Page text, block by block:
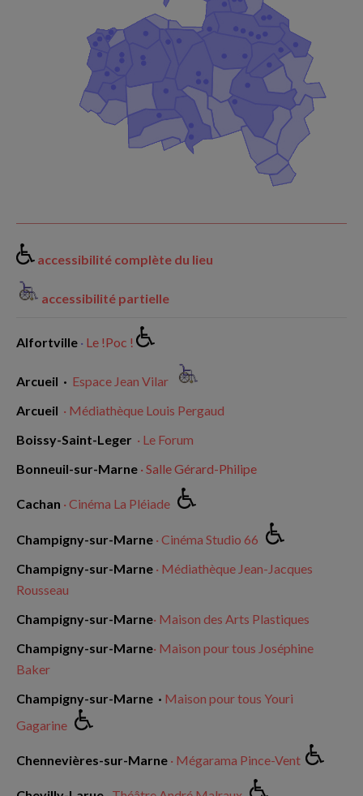
accessibilité complète du lieu
accessibilité partielle
Alfortville · Le !Poc !
Arcueil · Espace Jean Vilar
Arcueil · Médiathèque Louis Pergaud
Boissy-Saint-Leger · Le Forum
Bonneuil-sur-Marne · Salle Gérard-Philipe
Cachan · Cinéma La Pléiade
Champigny-sur-Marne · Cinéma Studio 66
Champigny-sur-Marne · Médiathèque Jean-Jacques
Rousseau
Champigny-sur-Marne· Maison des Arts Plastiques
Champigny-sur-Marne· Maison pour tous Joséphine
Baker
Champigny-sur-Marne · Maison pour tous Youri
Gagarine
Chennevières-sur-Marne · Mégarama Pince-Vent